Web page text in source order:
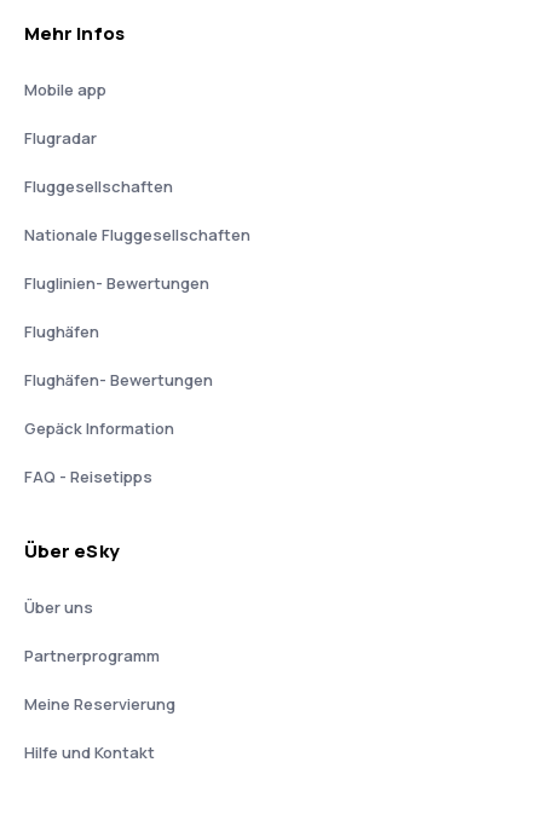
Mehr Infos
Mobile app
Flugradar
Fluggesellschaften
Nationale Fluggesellschaften
Fluglinien- Bewertungen
Flughäfen
Flughäfen- Bewertungen
Gepäck Information
FAQ - Reisetipps
Über eSky
Über uns
Partnerprogramm
Meine Reservierung
Hilfe und Kontakt